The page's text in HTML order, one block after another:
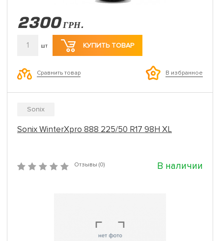
2300 ГРН.
1 шт КУПИТЬ ТОВАР
Сравнить товар В избранное
Sonix
Sonix WinterXpro 888 225/50 R17 98H XL
Отзывы (0) В наличии